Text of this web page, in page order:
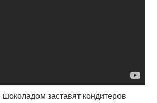
заставят кондитеров